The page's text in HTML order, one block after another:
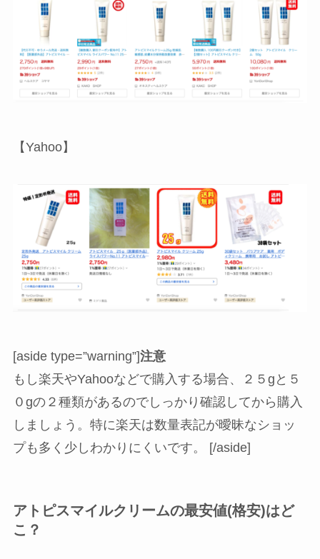
【Yahoo】
[aside type=”warning”]注意
もし楽天やYahooなどで購入する場合、２５gと５
０gの２種類があるのでしっかり確認してから購入
しましょう。特に楽天は数量表記が曖昧なショッ
プも多く少しわかりにくいです。 [/aside]
アトピスマイルクリームの最安値(格安)はど
こ？